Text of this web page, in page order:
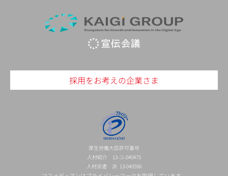
採用をお考えの企業さま
厚生労働大臣許可番号
人材紹介 13-ユ-040475
人材派遣 派 13-040596